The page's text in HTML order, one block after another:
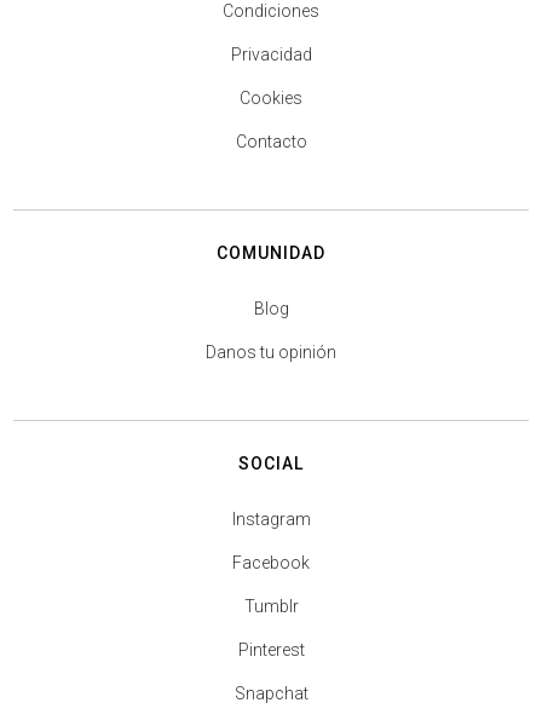
Condiciones
Privacidad
Cookies
Contacto
COMUNIDAD
Blog
Danos tu opinión
SOCIAL
Instagram
Facebook
Tumblr
Pinterest
Snapchat